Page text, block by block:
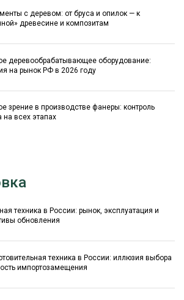
с деревом: от бруса и опилок — к
древесине и композитам
деревообрабатывающее оборудование:
на рынок РФ в 2026 году
зрение в производстве фанеры: контроль
на всех этапах
техника в России: рынок, эксплуатация и
обновления
техника в России: иллюзия выбора
импортозамещения